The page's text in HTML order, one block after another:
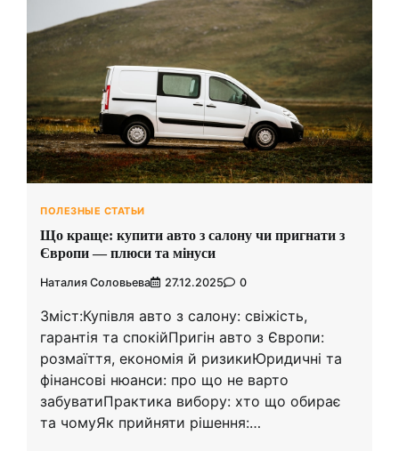
ПОЛЕЗНЫЕ СТАТЬИ
Що краще: купити авто з салону чи пригнати з
Європи — плюси та мінуси
Наталия Соловьева 27.12.2025 0
Зміст:Купівля авто з салону: свіжість,
гарантія та спокійПригін авто з Європи:
розмаїття, економія й ризикиЮридичні та
фінансові нюанси: про що не варто
забуватиПрактика вибору: хто що обирає
та чомуЯк прийняти рішення:…